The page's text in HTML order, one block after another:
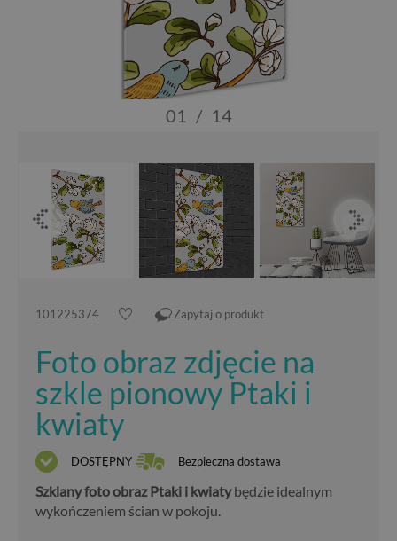
01 / 14
101225374 Zapytaj o produkt
Foto obraz zdjęcie na
szkle pionowy Ptaki i
kwiaty
DOSTĘPNY Bezpieczna dostawa
Szklany foto obraz Ptaki i kwiatybędzie idealnym
wykończeniem ścian w pokoju.